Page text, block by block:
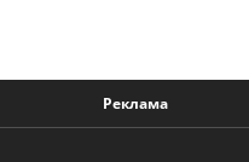
Реклама